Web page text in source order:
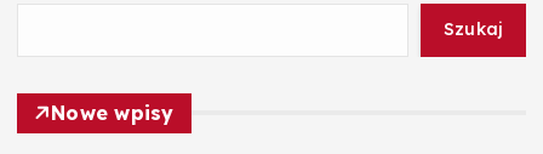
Szukaj
Nowe wpisy